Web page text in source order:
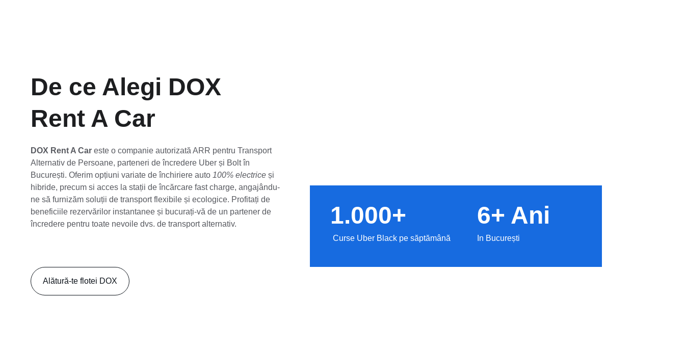
De ce Alegi DOX
Rent A Car
DOX Rent A Car este o companie autorizată ARR pentru Transport
Alternativ de Persoane, parteneri de încredere Uber și Bolt în
București. Oferim opțiuni variate de închiriere auto 100% electrice și
hibride, precum si acces la stații de încărcare fast charge, angajându-
ne să furnizăm soluții de transport flexibile și ecologice. Profitați de
beneficiile rezervărilor instantanee și bucurați-vă de un partener de
încredere pentru toate nevoile dvs. de transport alternativ.
1.000+ 6+ Ani
In București
Curse Uber Black pe săptămână
Alătură-te flotei DOX